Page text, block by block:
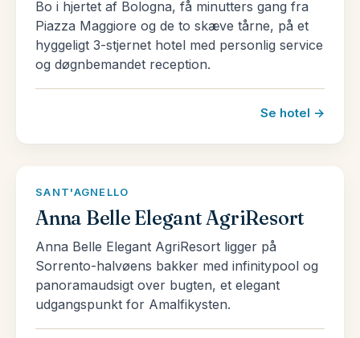
Som en hyldest til sit folks kærlighed til mode, er
Italiens skitse heldigvis formet som en støvle.
Landet er langt og elegant – c’e bella – og er
Vesuv, Etna og Stromboli, simrer i syd.
højlandet til lavlandet. Vintrene er længe om at
forlade de italienske alper, hvor der falder sne så
tidligt som midt i september. I de nordlige regioner
kan man opleve kølige vintre og hede somre,
Bo i hjertet af Bologna, få minutters gang fra
Piazza Maggiore og de to skæve tårne, på et
hyggeligt 3-stjernet hotel med personlig service
og døgnbemandet reception.
Se hotel →
SANT'AGNELLO
Anna Belle Elegant AgriResort
Anna Belle Elegant AgriResort ligger på
Sorrento-halvøens bakker med infinitypool og
panoramaudsigt over bugten, et elegant
udgangspunkt for Amalfikysten.